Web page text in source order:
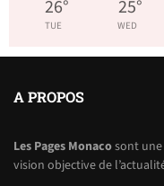
26°
TUE
25°
WED
A PROPOS
Les Pages Monacosont
vision objective de